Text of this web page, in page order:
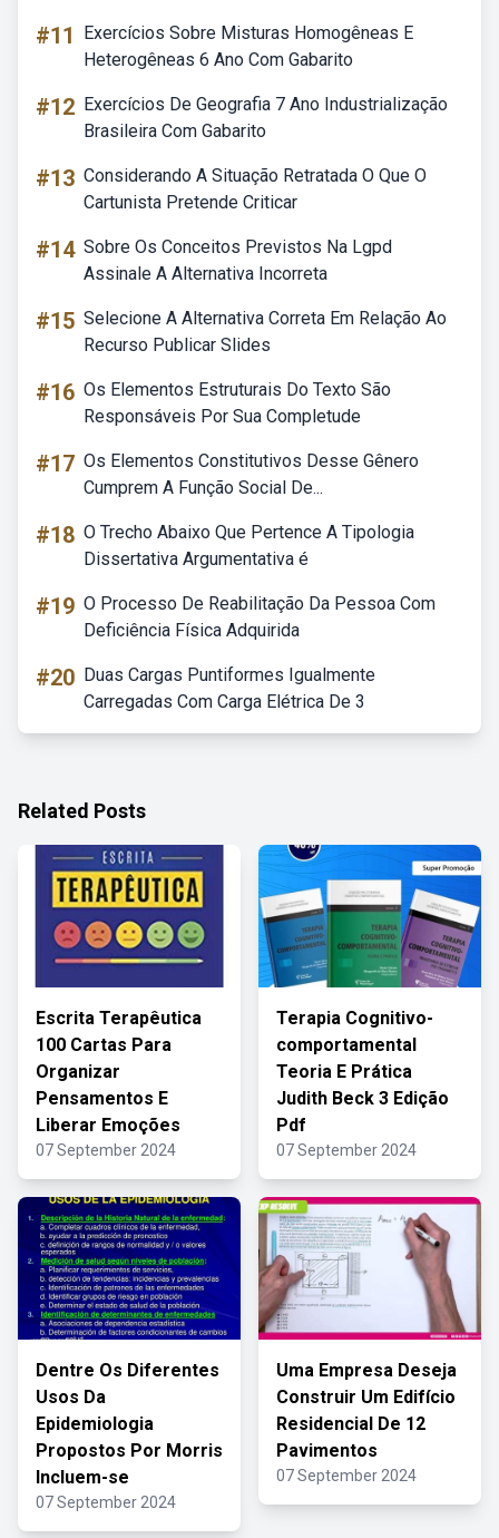
#11
Exercícios Sobre Misturas Homogêneas E
Heterogêneas 6 Ano Com Gabarito
#12 Exercícios De Geografia 7 Ano Industrialização
Brasileira Com Gabarito
#13 Considerando A Situação Retratada O Que O
Cartunista Pretende Criticar
#14 Sobre Os Conceitos Previstos Na Lgpd
Assinale A Alternativa Incorreta
#15 Selecione A Alternativa Correta Em Relação Ao
Recurso Publicar Slides
#16 Os Elementos Estruturais Do Texto São
Responsáveis Por Sua Completude
#17 Os Elementos Constitutivos Desse Gênero
Cumprem A Função Social De...
#18 O Trecho Abaixo Que Pertence A Tipologia
Dissertativa Argumentativa é
#19 O Processo De Reabilitação Da Pessoa Com
Deficiência Física Adquirida
#20 Duas Cargas Puntiformes Igualmente
Carregadas Com Carga Elétrica De 3
Related Posts
Escrita Terapêutica
100 Cartas Para
Organizar
Pensamentos E
Liberar Emoções
07 September 2024
Terapia Cognitivo-
comportamental
Teoria E Prática
Judith Beck 3 Edição
Pdf
07 September 2024
Dentre Os Diferentes
Usos Da
Epidemiologia
Propostos Por Morris
Incluem-se
07 September 2024
Uma Empresa Deseja
Construir Um Edifício
Residencial De 12
Pavimentos
07 September 2024